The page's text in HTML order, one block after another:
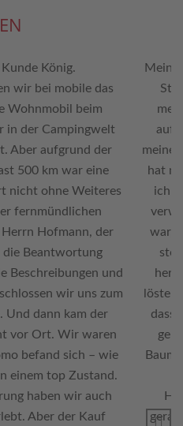
König.
wir bei mobile das
Wohnmobil beim
in der Campingwelt
Aber aufgrund der
500 km war eine
nicht ohne Weiteres
fernmündlichen
Hofmann, der
Beantwortung
Beschreibungen und
wir uns zum
Und dann kam der
vor Ort. Wir waren
befand sich – wie
einem top Zustand.
haben wir auch
Aber der Kauf
Meine
meiner
hat
ich
war,
löste
dass